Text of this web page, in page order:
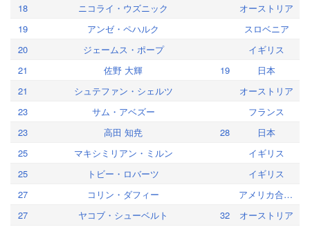
18
ニコライ・ウズニック
オーストリア
19
アンゼ・ペハルク
スロベニア
20
ジェームス・ポープ
イギリス
21
佐野 大輝 19
日本
21
シュテファン・シェルツ
オーストリア
23
サム・アベズー
フランス
23
高田 知尭 28
日本
25
マキシミリアン・ミルン
イギリス
25
トビー・ロバーツ
イギリス
27
コリン・ダフィー
アメリカ合衆国
27
ヤコブ・シューベルト 32
オーストリア